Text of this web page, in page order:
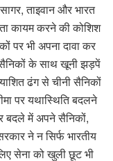
ताइवान और भारत
कायम करने की कोशिश
पर भी अपना दावा कर
सैनिकों के साथ खूनी झड़पें
ढंग से चीनी सैनिकों
पर यथास्थिति बदलने
बदले में अपने सैनिकों,
ने न सिर्फ भारतीय
सेना को खुली छूट भी